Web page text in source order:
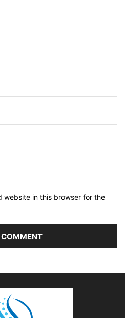
website in this browser for the